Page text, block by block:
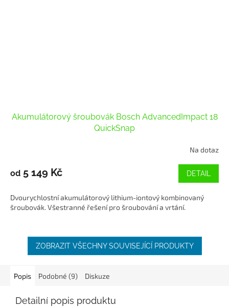
Akumulátorový šroubovák Bosch AdvancedImpact 18
QuickSnap
Na dotaz
od 5 149 Kč DETAIL
Dvourychlostní akumulátorový lithium-iontový kombinovaný
šroubovák. Všestranné řešení pro šroubování a vrtání.
ZOBRAZIT VŠECHNY SOUVISEJÍCÍ PRODUKTY
Popis Podobné (9) Diskuze
Detailní popis produktu